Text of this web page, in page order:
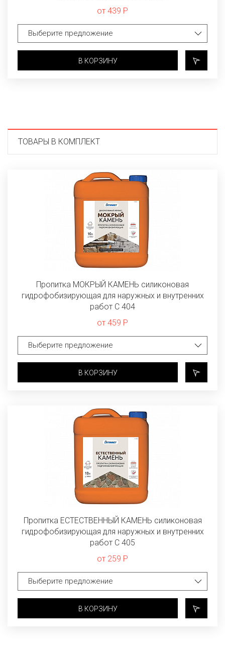
от 439 Р
В КОРЗИНУ
ТОВАРЫ В КОМПЛЕКТ
Пропитка МОКРЫЙ КАМЕНЬ силиконовая
гидрофобизирующая для наружных и внутренних
работ C 404
от 459 Р
В КОРЗИНУ
Пропитка ЕСТЕСТВЕННЫЙ КАМЕНЬ силиконовая
гидрофобизирующая для наружных и внутренних
работ C 405
от 259 Р
В КОРЗИНУ